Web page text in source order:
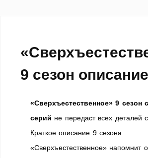
9 сезон
«Сверхъестественное» 9 сезон
серий не передаст всех деталей
Краткое описание 9 сезона
«Сверхъестественное» напомнит